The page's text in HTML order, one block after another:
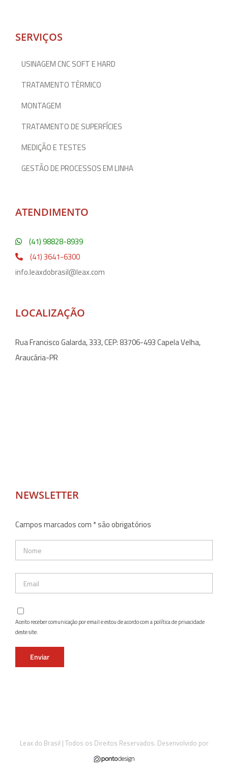
SERVIÇOS
USINAGEM CNC SOFT E HARD
TRATAMENTO TÉRMICO
MONTAGEM
TRATAMENTO DE SUPERFÍCIES
MEDIÇÃO E TESTES
GESTÃO DE PROCESSOS EM LINHA
ATENDIMENTO
(41) 98828-8939
(41) 3641-6300
info.leaxdobrasil@leax.com
LOCALIZAÇÃO
Rua Francisco Galarda, 333, CEP: 83706-493 Capela Velha,
Araucária-PR
NEWSLETTER
Campos marcados com * são obrigatórios
Aceito receber comunicação por email e estou de acordo com a política de privacidade
deste site.
Leax do Brasil | Todos os Direitos Reservados. Desenvolvido por